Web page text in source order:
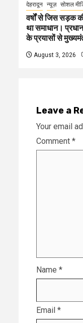
देहरादून न्यूज़ सोशल
वर्षों से जिस सड़क
था समाधान।
के प्रयासों से
August 3, 2026
Leave a
Your email
Comment *
Name *
Email *